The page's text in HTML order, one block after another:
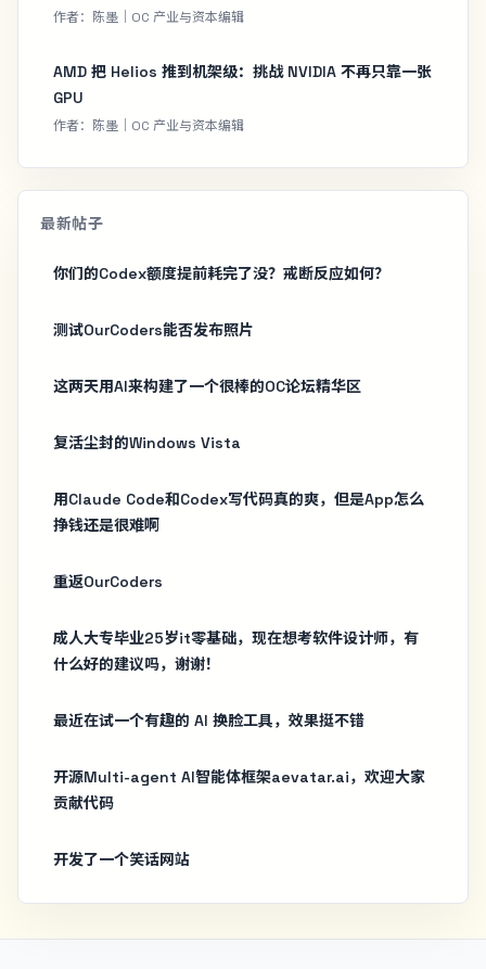
作者：陈墨｜OC 产业与资本编辑
AMD 把 Helios 推到机架级：挑战 NVIDIA 不再只靠一张
GPU
作者：陈墨｜OC 产业与资本编辑
最新帖子
你们的Codex额度提前耗完了没？戒断反应如何？
测试OurCoders能否发布照片
这两天用AI来构建了一个很棒的OC论坛精华区
复活尘封的Windows Vista
用Claude Code和Codex写代码真的爽，但是App怎么
挣钱还是很难啊
重返OurCoders
成人大专毕业25岁it零基础，现在想考软件设计师，有
什么好的建议吗，谢谢！
最近在试一个有趣的 AI 换脸工具，效果挺不错
开源Multi-agent AI智能体框架aevatar.ai，欢迎大家
贡献代码
开发了一个笑话网站